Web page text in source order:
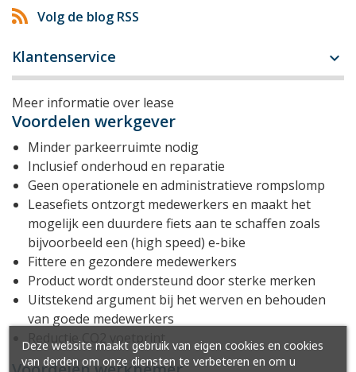
Volg de blog RSS
Klantenservice 
Meer informatie over lease
Voordelen werkgever
Minder parkeerruimte nodig
Inclusief onderhoud en reparatie
Geen operationele en administratieve rompslomp
Leasefiets ontzorgt medewerkers en maakt het
mogelijk een duurdere fiets aan te schaffen zoals
bijvoorbeeld een (high speed) e-bike
Fittere en gezondere medewerkers
Product wordt ondersteund door sterke merken
Uitstekend argument bij het werven en behouden
van goede medewerkers
Reductie CO2 voetprint
Deze website maakt gebruik van eigen cookies en cookies
van derden om onze diensten te verbeteren en om u